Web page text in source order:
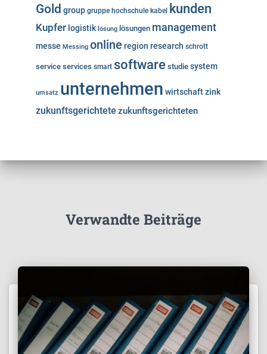
Gold group gruppe hochschule kabel kunden
Kupfer logistik lösung lösungen management
messe Messing online region research schrott
service services smart software studie system
umsatz unternehmen wirtschaftzink
zukunftsgerichtete zukunftsgerichteten
Verwandte Beiträge